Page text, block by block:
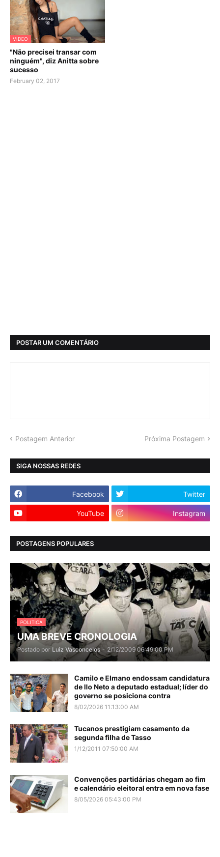
VIDEO
"Não precisei transar com
ninguém", diz Anitta sobre
sucesso
February 02, 2017
POSTAR UM COMENTÁRIO
Postagem Anterior Próxima Postagem
SIGA NOSSAS REDES
Facebook Twitter
YouTube Instagram
POSTAGENS POPULARES
POLITICA
UMA BREVE CRONOLOGIA
Postado por Luiz Vasconcelos - 2/12/2009 06:49:00 PM
Camilo e Elmano endossam candidatura
de Ilo Neto a deputado estadual; líder do
governo se posiciona contra
8/02/2026 11:13:00 AM
Tucanos prestigiam casamento da
segunda filha de Tasso
1/12/2011 07:50:00 AM
Convenções partidárias chegam ao fim
e calendário eleitoral entra em nova fase
8/05/2026 05:43:00 PM